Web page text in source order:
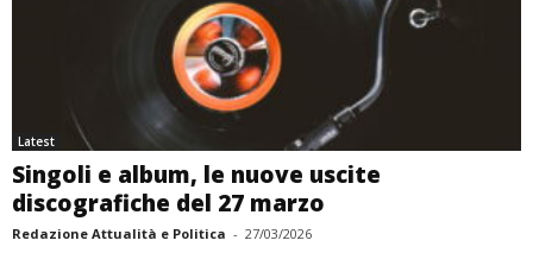
Latest
Singoli e album, le nuove uscite
discografiche del 27 marzo
Redazione Attualità e Politica - 27/03/2026